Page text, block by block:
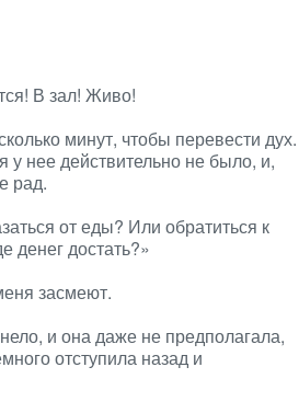
В зал! Живо!
минут, чтобы перевести дух.
нее действительно не было, и,
рад.
от еды? Или обратиться к
денег достать?»
засмеют.
и она даже не предполагала,
отступила назад и